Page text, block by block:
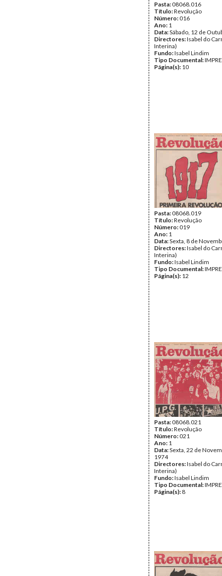
Pasta:08068.016
Título:Revolução
Número:016
Ano: 1
Data:Sábado, 12 de
Directores:Isabel do
Interina)
Fundo:Isabel Lindim
Tipo Documental:
Página(s): 10
Pasta:08068.019
Título:Revolução
Número:019
Ano: 1
Data:Sexta, 8 de
Directores:Isabel do
Interina)
Fundo:Isabel Lindim
Tipo Documental:
Página(s): 12
Pasta:08068.021
Título:Revolução
Número:021
Ano: 1
Data:Sexta, 22 de
1974
Directores:Isabel do
Interina)
Fundo:Isabel Lindim
Tipo Documental:
Página(s): 8